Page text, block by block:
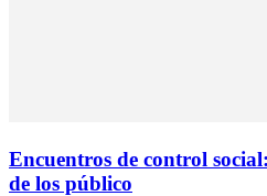
Encuentros de control
de los público